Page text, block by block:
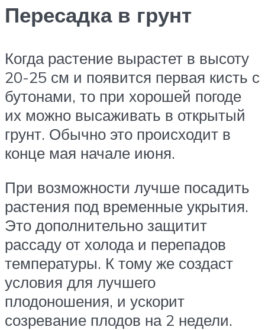
Пересадка в грунт
Когда растение вырастет в высоту
20-25 см и появится первая кисть с
бутонами, то при хорошей погоде
их можно высаживать в открытый
грунт. Обычно это происходит в
конце мая начале июня.
При возможности лучше посадить
растения под временные укрытия.
Это дополнительно защитит
рассаду от холода и перепадов
температуры. К тому же создаст
условия для лучшего
плодоношения, и ускорит
созревание плодов на 2 недели.